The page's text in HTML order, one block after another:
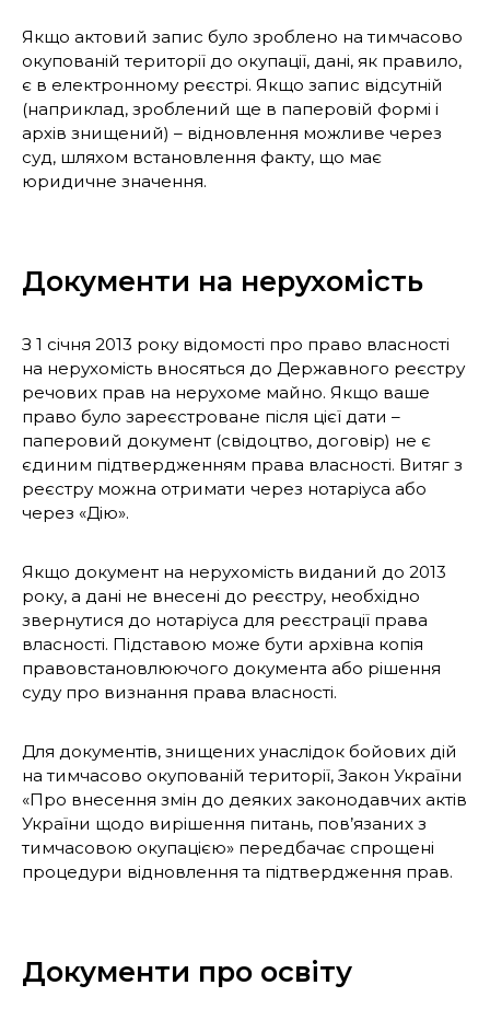
Якщо актовий запис було зроблено на тимчасово
окупованій території до окупації, дані, як правило,
є в електронному реєстрі. Якщо запис відсутній
(наприклад, зроблений ще в паперовій формі і
архів знищений) – відновлення можливе через
суд, шляхом встановлення факту, що має
юридичне значення.
Документи на нерухомість
З 1 січня 2013 року відомості про право власності
на нерухомість вносяться до Державного реєстру
речових прав на нерухоме майно. Якщо ваше
право було зареєстроване після цієї дати –
паперовий документ (свідоцтво, договір) не є
єдиним підтвердженням права власності. Витяг з
реєстру можна отримати через нотаріуса або
через «Дію».
Якщо документ на нерухомість виданий до 2013
року, а дані не внесені до реєстру, необхідно
звернутися до нотаріуса для реєстрації права
власності. Підставою може бути архівна копія
правовстановлюючого документа або рішення
суду про визнання права власності.
Для документів, знищених унаслідок бойових дій
на тимчасово окупованій території, Закон України
«Про внесення змін до деяких законодавчих актів
України щодо вирішення питань, пов’язаних з
тимчасовою окупацією» передбачає спрощені
процедури відновлення та підтвердження прав.
Документи про освіту